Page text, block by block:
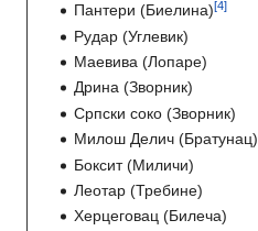
Пантери (Биелина)
Рудар (Углевик)
Маевива (Лопаре)
Дрина (Зворник)
Српски соко (Зворник)
Милош Делич (Братунац)
Боксит (Миличи)
Леотар (Требине)
Херцеговац (Билеча)